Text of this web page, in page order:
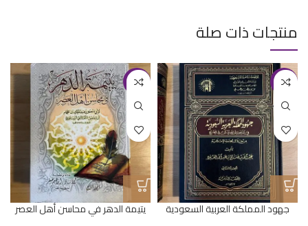
منتجات ذات صلة
-20%
جهود المملكة العربية السعودية
-11%
يتيمة الدهر في محاسن أهل العصر